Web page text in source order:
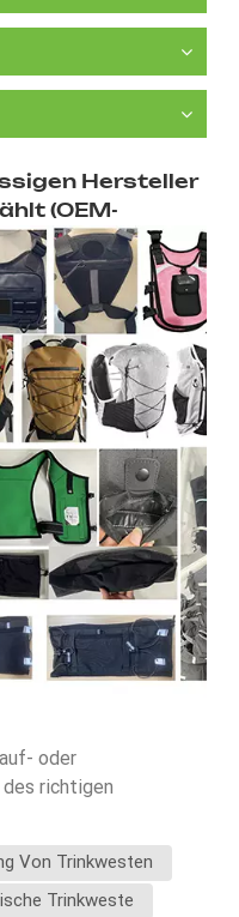
Hersteller
(OEM-
oder
richtigen
Ihres Produkts
und den
Leitfaden erläutern
Von Trinkwesten
Trinkweste